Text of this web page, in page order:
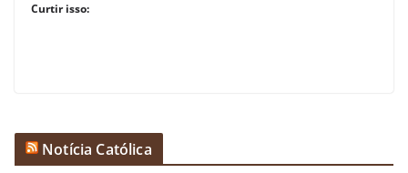
Curtir isso:
Notícia Católica